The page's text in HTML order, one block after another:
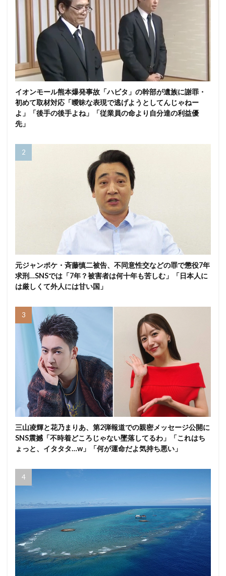
イオンモール熊本爆発事故「ハビタ」の幹部が遺族に謝罪・
初めて取材対応「曖昧な表現で逃げようとしてんじゃねー
よ」「後手の後手よね」「従業員の命より自分達の利益優
先」
元ジャンポケ・斉藤慎二被告、不同意性交などの罪で懲役7年
求刑…SNSでは「7年？被害者は何十年も苦しむ」「日本人に
は厳しくて外人には甘い国」
三山凌輝と花乃まりあ、第2弾報道での親密メッセージ公開に
SNS震撼「不時着どころじゃない墜落してるわ」「これはち
ょっと、イタタタ…w」「何が運命だよ気持ち悪い」